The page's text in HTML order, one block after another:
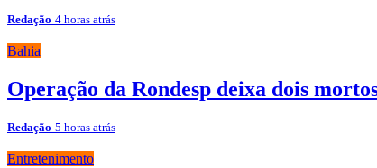
Redação 4 horas atrás
Bahia
Operação da Rondesp deixa dois
Redação 5 horas atrás
Entretenimento